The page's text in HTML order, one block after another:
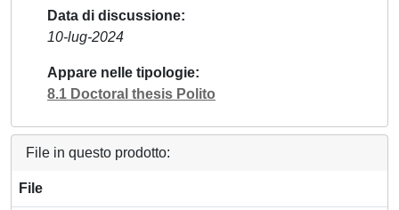
Data di discussione
10-lug-2024
Appare nelle tipologie
8.1 Doctoral thesis Polito
File in questo prodotto:
File